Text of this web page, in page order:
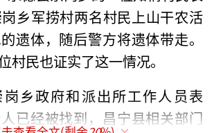
乡军捞村两名村民上山干农活
遗体，随后警方将遗体带走。
村民也证实了这一情况。
乡政府和派出所工作人员表
已经被找到，昌宁县相关部门